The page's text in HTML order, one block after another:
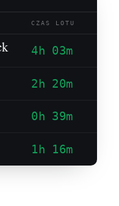
CZAS LOTU
4h 03m
2h 20m
0h 39m
1h 16m